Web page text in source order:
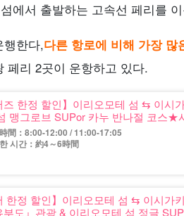
에서 출발하는 고속선 페리를
행한다,다른 항로에 비해 가장 많
페리 2곳이 운항하고 있다.
즈 한정 할인】이리오모테 섬 ⇆ 이시
맹그로브 SUPor 카누 반나절 코스★
間：8:00-12:00 / 11:00-17:05
시간：約4～6時間
한정 할인】이리오모테 섬 ⇆ 이시가
부도』관광 & 이리오모테 섬 정글